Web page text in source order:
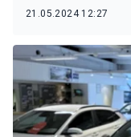
21.05.2024 12:27